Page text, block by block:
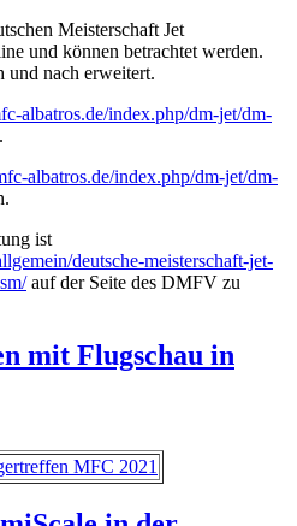
Meisterschaft Jet
und können betrachtet werden.
und nach erweitert.
albatros.de/index.php/dm-jet/dm-
albatros.de/index.php/dm-jet/dm-
ist
deutsche-meisterschaft-jet-
auf der Seite des DMFV zu
mit Flugschau in